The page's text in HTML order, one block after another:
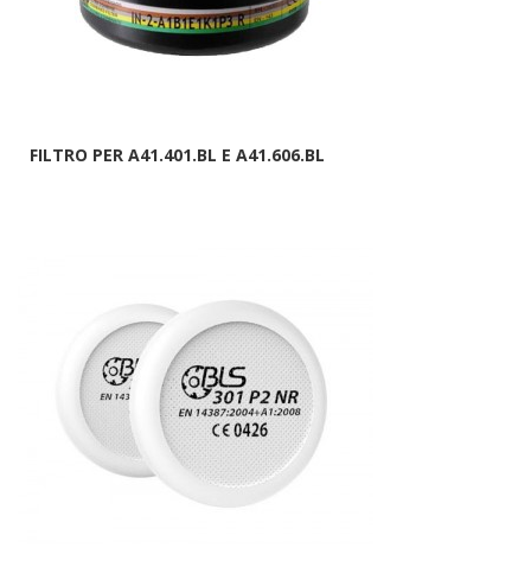
FILTRO PER A41.401.BL E A41.606.BL